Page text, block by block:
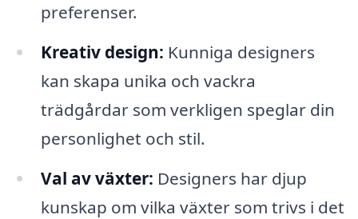
preferenser.
Kreativ design: Kunniga designers
kan skapa unika och vackra
trädgårdar som verkligen speglar din
personlighet och stil.
Val av växter: Designers har djup
kunskap om vilka växter som trivs i det